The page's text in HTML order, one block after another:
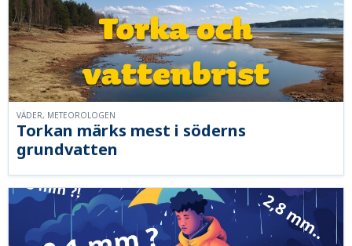
Torkan märks mest i söderns
grundvatten
VÄDER, METEOROLOGEN